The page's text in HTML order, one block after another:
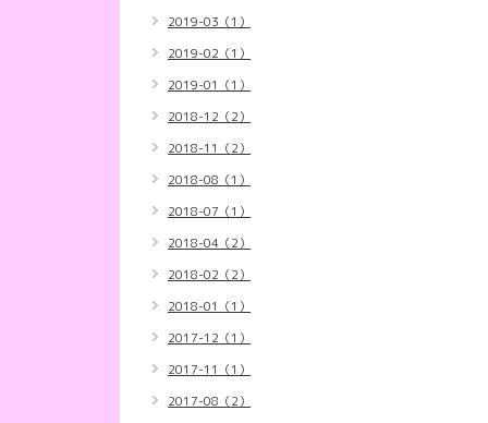
2019-03（1）
2019-02（1）
2019-01（1）
2018-12（2）
2018-11（2）
2018-08（1）
2018-07（1）
2018-04（2）
2018-02（2）
2018-01（1）
2017-12（1）
2017-11（1）
2017-08（2）